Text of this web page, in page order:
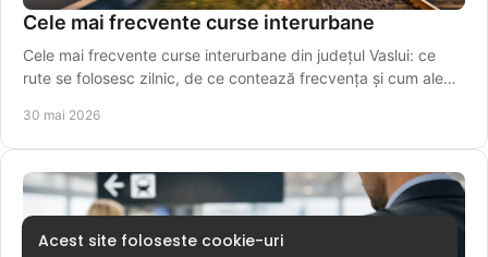
Cele mai frecvente curse interurbane
Cele mai frecvente curse interurbane din județul Vaslui: ce
rute se folosesc zilnic, de ce contează frecvența și cum alegi
30 mai 2026
Acest site foloseste cookie-uri